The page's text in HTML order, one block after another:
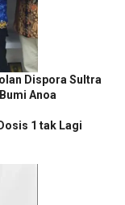
Dispora Sultra
Anoa
1 tak Lagi